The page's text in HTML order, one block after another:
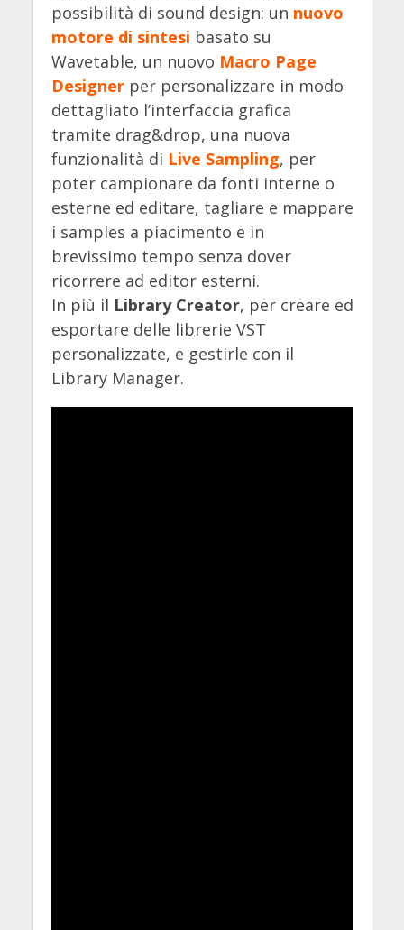
possibilità di sound design: un nuovo
motore di sintesi basato su
Wavetable, un nuovo Macro Page
Designerper personalizzare in modo
dettagliato l’interfaccia grafica
tramite drag&drop, una nuova
funzionalità di Live Sampling, per
poter campionare da fonti interne o
esterne ed editare, tagliare e mappare
i samples a piacimento e in
brevissimo tempo senza dover
ricorrere ad editor esterni.
In più il Library Creator, per creare ed
esportare delle librerie VST
personalizzate, e gestirle con il
Library Manager.